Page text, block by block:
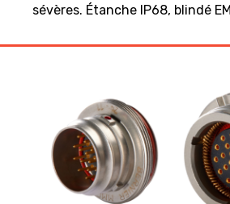
sévères. Étanche IP68, blindé